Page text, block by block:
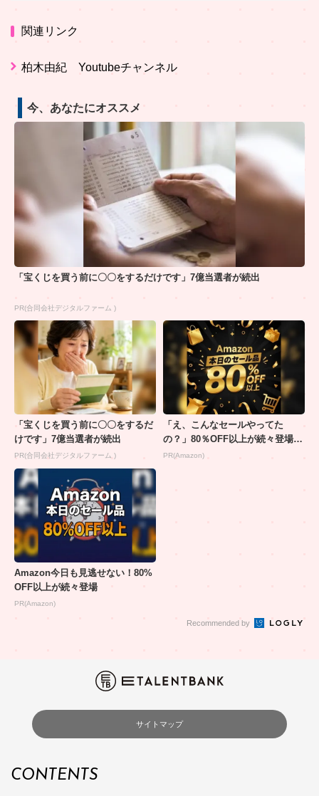
関連リンク
柏木由紀 Youtubeチャンネル
今、あなたにオススメ
「宝くじを買う前に〇〇をするだけです」7億当選者が続出
PR(合同会社デジタルファーム )
「宝くじを買う前に〇〇をするだ
けです」7億当選者が続出
PR(合同会社デジタルファーム )
「え、こんなセールやってた
の？」80％OFF以上が続々登場！
Amazonの本気が...
PR(Amazon)
Amazon今日も見逃せない！80%
OFF以上が続々登場
PR(Amazon)
Recommended by
サイトマップ
CONTENTS